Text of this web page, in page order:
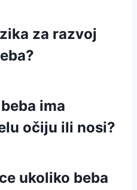
za razvoj
ima
očiju ili nosi?
ukoliko beba